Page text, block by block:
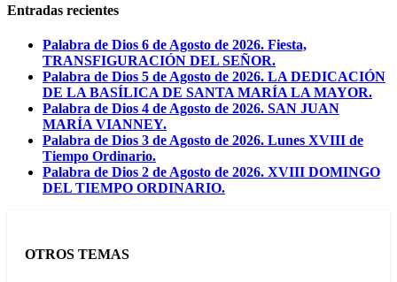
Entradas recientes
Palabra de Dios 6 de Agosto de 2026. Fiesta,
TRANSFIGURACIÓN DEL SEÑOR.
Palabra de Dios 5 de Agosto de 2026. LA DEDICACIÓN
DE LA BASÍLICA DE SANTA MARÍA LA MAYOR.
Palabra de Dios 4 de Agosto de 2026. SAN JUAN
MARÍA VIANNEY.
Palabra de Dios 3 de Agosto de 2026. Lunes XVIII de
Tiempo Ordinario.
Palabra de Dios 2 de Agosto de 2026. XVIII DOMINGO
DEL TIEMPO ORDINARIO.
OTROS TEMAS